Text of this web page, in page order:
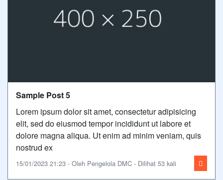
Sample Post 5
Lorem ipsum dolor sit amet, consectetur adipisicing
elit, sed do eiusmod tempor incididunt ut labore et
dolore magna aliqua. Ut enim ad minim veniam, quis
nostrud ex
15/01/2023 21:23 - Oleh Pengelola DMC - Dilihat 53 kali